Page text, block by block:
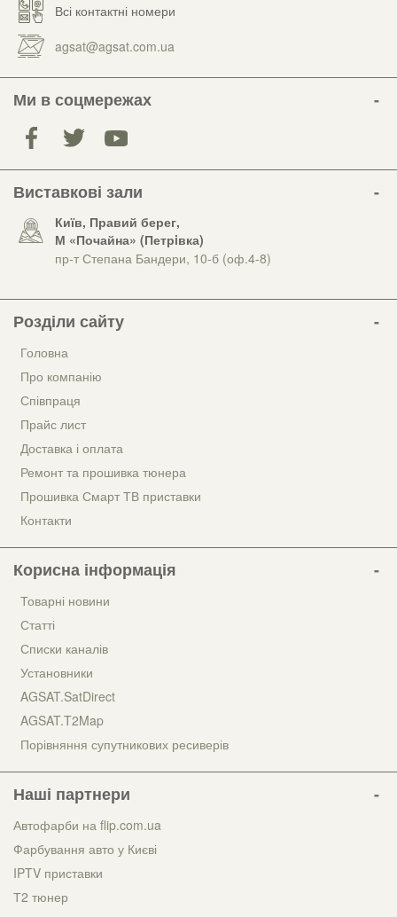
Всі контактні номери
agsat@agsat.com.ua
Ми в соцмережах
Виставкові зали
Київ, Правий берег,
М «Почайна» (Петрiвка)
пр-т Степана Бандери, 10-б (оф.4-8)
Розділи сайту
Головна
Про компанію
Співпраця
Прайс лист
Доставка і оплата
Ремонт та прошивка тюнера
Прошивка Смарт ТВ приставки
Контакти
Корисна інформація
Товарні новини
Статті
Списки каналів
Установники
AGSAT.SatDirect
AGSAT.T2Map
Порівняння супутникових ресиверів
Наші партнери
Автофарби на flip.com.ua
Фарбування авто у Києві
IPTV приставки
Т2 тюнер